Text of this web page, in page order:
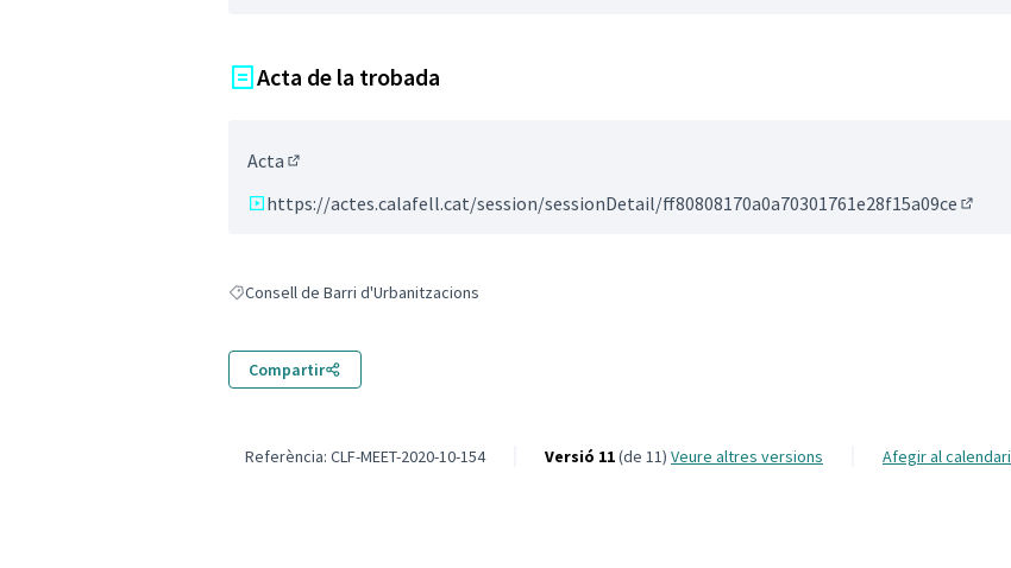
Acta de la trobada
Acta
https://actes.calafell.cat/session/sessionDetail/ff80808170a0a70301761e28f15a09ce
Resultats en filtrar per: Consell de Barri d'Urbanitzacions
Consell de Barri d'Urbanitzacions
Compartir
Referència: CLF-MEET-2020-10-154 Versió 11(de 11) veure altres versions Afegir al calendari